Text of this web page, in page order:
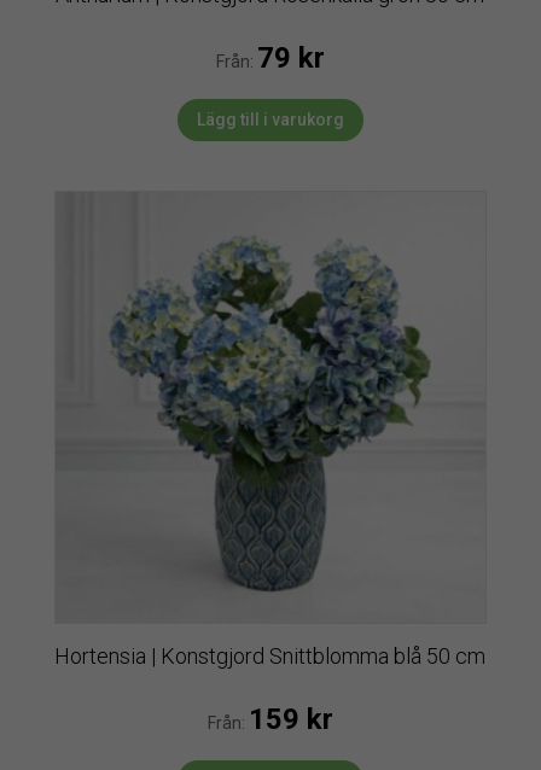
Från: 79 kr
Lägg till i varukorg
Hortensia | Konstgjord Snittblomma blå 50 cm
Från: 159 kr